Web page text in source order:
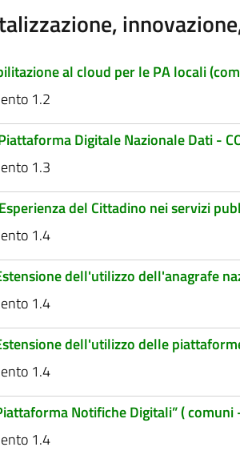
al cloud per le PA locali
1.2
Digitale Nazionale Dati -
1.3
del Cittadino nei servizi
1.4
dell'utilizzo dell'anagrafe
1.4
dell'utilizzo delle
1.4
Notifiche Digitali” (
1.4